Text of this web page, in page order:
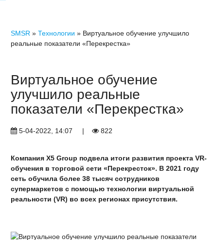
SMSR »Технологии » Виртуальное обучение улучшило
реальные показатели «Перекрестка»
Виртуальное обучение
улучшило реальные
показатели «Перекрестка»
5-04-2022, 14:07 | 822
Компания X5 Group подвела итоги развития проекта VR-
обучения в торговой сети «Перекресток». В 2021 году
сеть обучила более 38 тысяч сотрудников
супермаркетов с помощью технологии виртуальной
реальности (VR) во всех регионах присутствия.